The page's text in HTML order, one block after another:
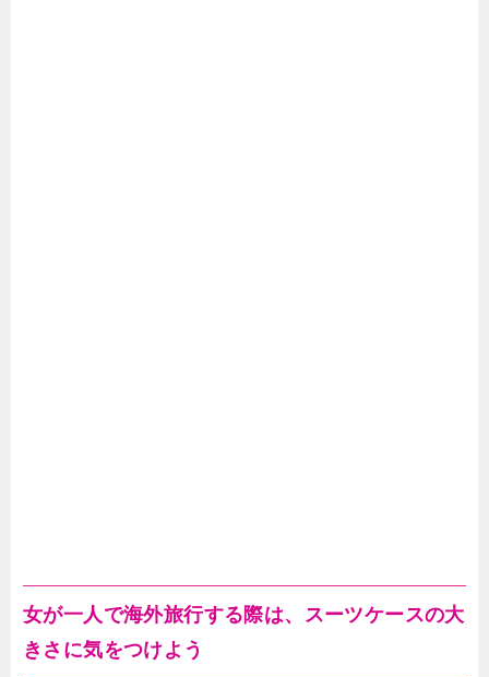
女が一人で海外旅行する際は、スーツケースの大
きさに気をつけよう